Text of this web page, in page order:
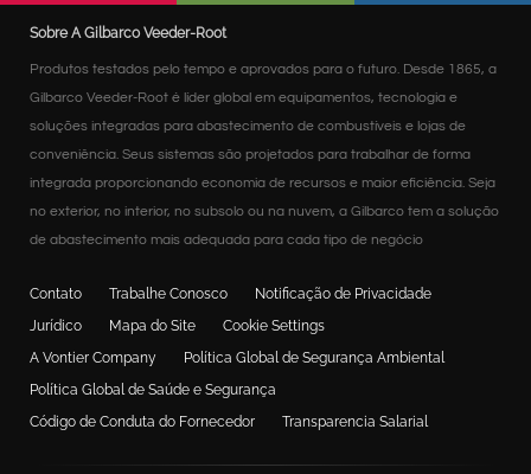
Sobre A Gilbarco Veeder-Root
Produtos testados pelo tempo e aprovados para o futuro. Desde 1865, a
Gilbarco Veeder-Root é líder global em equipamentos, tecnologia e
soluções integradas para abastecimento de combustíveis e lojas de
conveniência. Seus sistemas são projetados para trabalhar de forma
integrada proporcionando economia de recursos e maior eficiência. Seja
no exterior, no interior, no subsolo ou na nuvem, a Gilbarco tem a solução
de abastecimento mais adequada para cada tipo de negócio
Contato Trabalhe Conosco
Notificação de Privacidade
Jurídico
Mapa do Site
Cookie Settings
A Vontier Company
Política Global de Segurança Ambiental
Política Global de Saúde e Segurança
Código de Conduta do Fornecedor
Transparencia Salarial